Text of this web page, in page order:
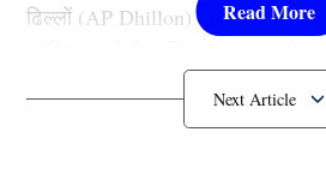
ढिल्लों (AP Dhillon) स्टेज पर तारा
Pahariya) प्रतिक्रियां देते हैं.